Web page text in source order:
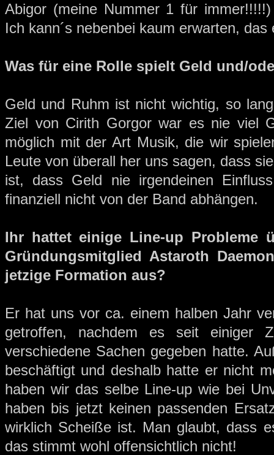
Abigor (meine Nummer 1 für
Ich kann´s nebenbei kaum erwarten,
Was für eine Rolle spielt Geld und/
Geld und Ruhm ist nicht wichtig, so
Ziel von Cirith Gorgor war es nie viel
möglich mit der Art Musik, die wir
Leute von überall her uns sagen, dass
ist, dass Geld nie irgendeinen
finanziell nicht von der Band abhängen.
Ihr hattet einige Line-up Probleme
Gründungsmitglied Astaroth
jetzige Formation aus?
Er hat uns vor ca. einem halben Jahr
getroffen, nachdem es seit einiger
verschiedene Sachen gegeben hatte.
beschäftigt und deshalb hatte er nicht
haben wir das selbe Line-up wie bei
haben bis jetzt keinen passenden
wirklich Scheiße ist. Man glaubt, dass
das stimmt wohl offensichtlich nicht!